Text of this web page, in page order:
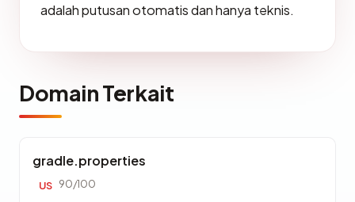
adalah putusan otomatis dan hanya teknis.
Domain Terkait
gradle.properties
US 90/100